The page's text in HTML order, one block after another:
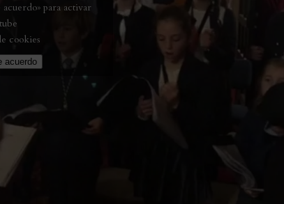
para activar
cookies
acuerdo